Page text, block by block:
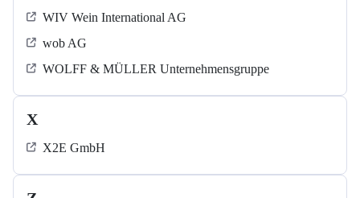
WIV Wein International AG
wob AG
WOLFF & MÜLLER Unternehmensgruppe
X
X2E GmbH